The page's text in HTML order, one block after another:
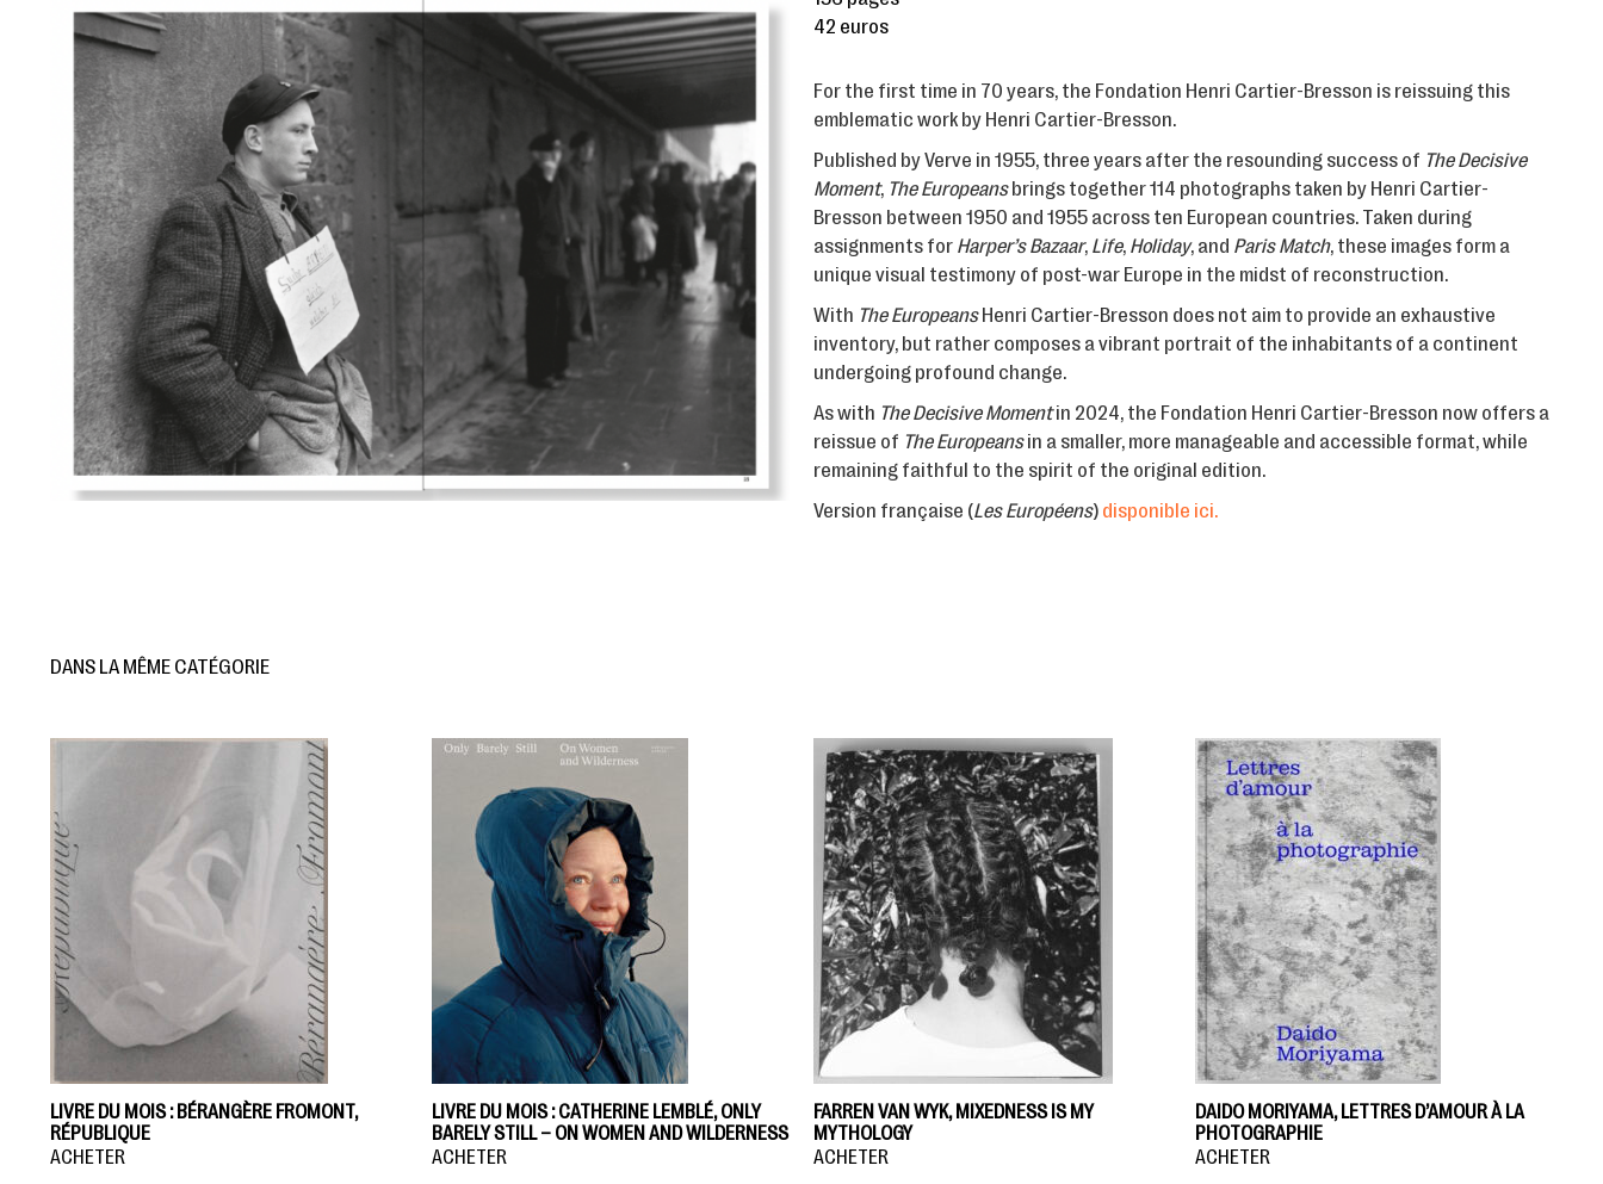
42 euros
For the first time in 70 years, the Fondation Henri Cartier-Bresson is reissuing this
emblematic work by Henri Cartier-Bresson.
Published by Verve in 1955, three years after the resounding success of The Decisive
Moment, The Europeansbrings together 114 photographs taken by Henri Cartier-
Bresson between 1950 and 1955 across ten European countries. Taken during
assignments for Harper’s Bazaar, Life, Holiday, and Paris Match, these images form a
unique visual testimony of post-war Europe in the midst of reconstruction.
With The EuropeansHenri Cartier-Bresson does not aim to provide an exhaustive
inventory, but rather composes a vibrant portrait of the inhabitants of a continent
undergoing profound change.
As with The Decisive Momentin 2024, the Fondation Henri Cartier-Bresson now offers a
reissue of The Europeansin a smaller, more manageable and accessible format, while
remaining faithful to the spirit of the original edition.
Version française (Les Européens) disponible ici.
DANS LA MÊME CATÉGORIE
LIVRE DU MOIS : BÉRANGÈRE FROMONT,
RÉPUBLIQUE
ACHETER
LIVRE DU MOIS : CATHERINE LEMBLÉ, ONLY
BARELY STILL – ON WOMEN AND WILDERNESS
ACHETER
FARREN VAN WYK, MIXEDNESS IS MY
MYTHOLOGY
ACHETER
DAIDO MORIYAMA, LETTRES D’AMOUR À LA
PHOTOGRAPHIE
ACHETER